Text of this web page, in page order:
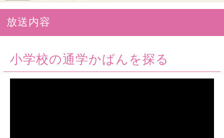
放送内容
小学校の通学かばんを探る